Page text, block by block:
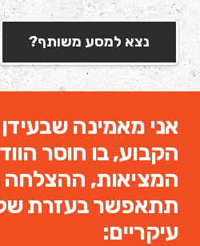
נצא למסע משותף?
אני מאמינה שבעידן
הקבוע, בו חוסר
המציאות, ההצלחה
תתאפשר בעזרת
עיקריים: